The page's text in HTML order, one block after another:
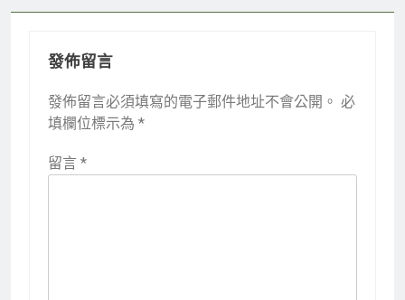
發佈留言
發佈留言必須填寫的電子郵件地址不會公開。 必
填欄位標示為 *
留言 *